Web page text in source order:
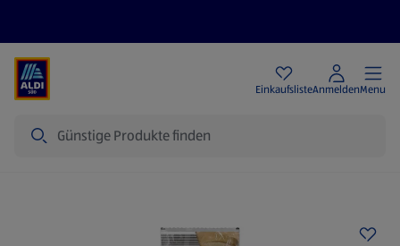
EinkaufslisteAnmeldenMenu